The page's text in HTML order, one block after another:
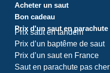
Acheter un saut
Bon cadeau
Prix d'un saut en parachute
Prix saut en tandem
Prix d’un baptême de saut
Prix d’un saut en France
Saut en parachute pas cher